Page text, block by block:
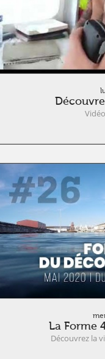
La Forme
Découvrez la